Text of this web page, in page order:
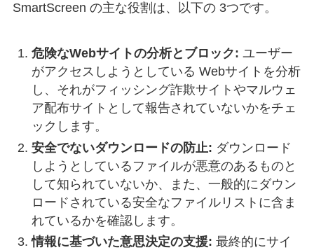
SmartScreen の主な役割は、以下の 3つです。
危険なWebサイトの分析とブロック: ユーザー
がアクセスしようとしている Webサイトを分析
し、それがフィッシング詐欺サイトやマルウェ
ア配布サイトとして報告されていないかをチェ
ックします。
安全でないダウンロードの防止: ダウンロード
しようとしているファイルが悪意のあるものと
して知られていないか、また、一般的にダウン
ロードされている安全なファイルリストに含ま
れているかを確認します。
情報に基づいた意思決定の支援: 最終的にサイ